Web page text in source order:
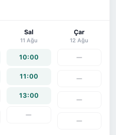
Sal
11 Ağu
10:00
11:00
13:00
—
Çar
12 Ağu
—
—
—
—